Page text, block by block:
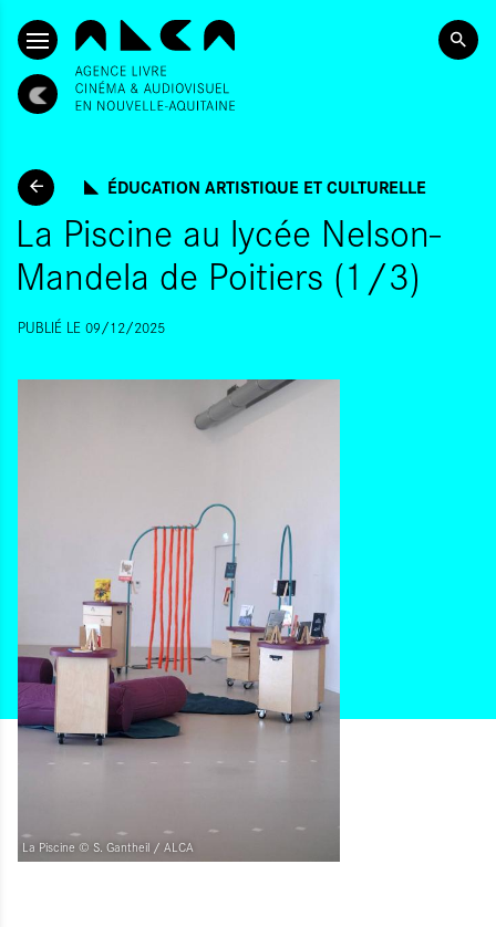
ALLER AU CONTENU PRINCIPAL
ÉDUCATION ARTISTIQUE ET CULTURELLE
La Piscine au lycée Nelson-
Mandela de Poitiers (1/3)
PUBLIÉ LE 09/12/2025
La Piscine © S. Gantheil / ALCA